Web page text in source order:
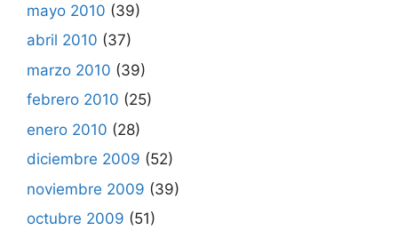
mayo 2010 (39)
abril 2010 (37)
marzo 2010 (39)
febrero 2010 (25)
enero 2010 (28)
diciembre 2009 (52)
noviembre 2009 (39)
octubre 2009 (51)